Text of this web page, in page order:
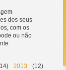
dos seus
com os
ou não
2013 (12)